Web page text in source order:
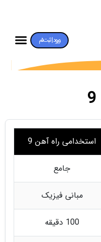
ورود | ثبت‌نام
استخدامی راه آهن 9
جامع
مبانی فیزیک
100 دقیقه